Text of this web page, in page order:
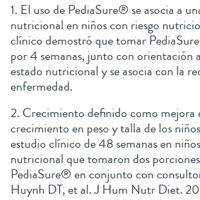
1. El uso de PediaSure® se asocia a
nutricional en niños con riesgo
clínico demostró que tomar
por 4 semanas, junto con orientación
estado nutricional y se asocia con la
enfermedad.
2. Crecimiento definido como mejora
crecimiento en peso y talla de los
estudio clínico de 48 semanas en
nutricional que tomaron dos
PediaSure® en conjunto con
Huynh DT, et al. J Hum Nutr Diet.